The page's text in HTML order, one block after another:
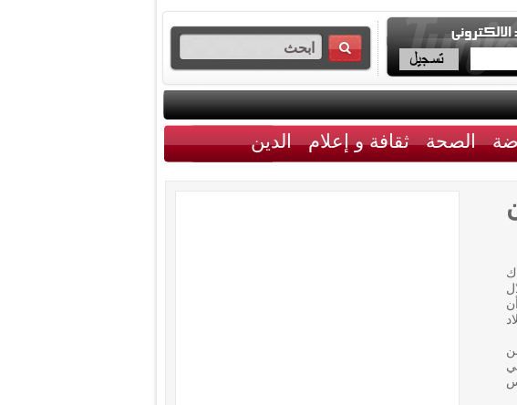
الصحة ثقافة و إعلام الدين